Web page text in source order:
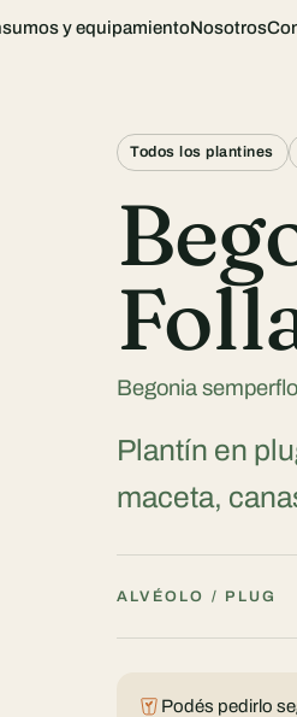
y equipamientoNosotros
Todos los plantines
Begonia
Plantín en
maceta,
ALVÉOLO / PLUG
Podés pedirlo